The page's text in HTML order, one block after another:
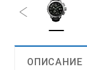
ОПИСАНИЕ